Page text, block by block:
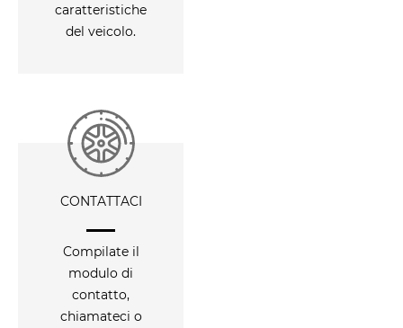
caratteristiche
del veicolo.
CONTATTACI
Compilate il
modulo di
contatto,
chiamateci o